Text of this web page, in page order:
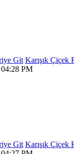
Karışık Çiçek
PM
Karışık Çiçek